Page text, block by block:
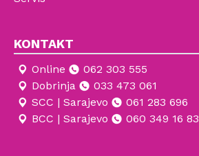
KONTAKT
Online
062 303 555
Dobrinja
033 473 061
SCC | Sarajevo
061 283 696
BCC | Sarajevo
060 349 16 83